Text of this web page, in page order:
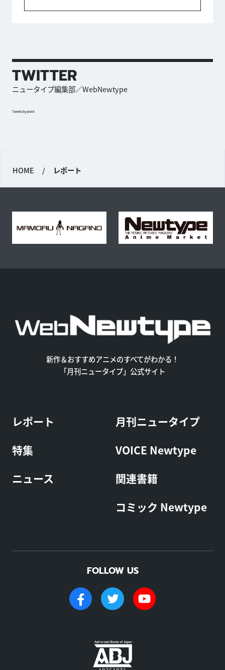
TWITTER
ニュータイプ編集部／WebNewtype
Tweets by antch
HOME / レポート
新作＆おすすめアニメのすべてがわかる！
「月刊ニュータイプ」公式サイト
レポート
特集
ニュース
月刊ニュータイプ
VOICE Newtype
関連書籍
コミック Newtype
FOLLOW US